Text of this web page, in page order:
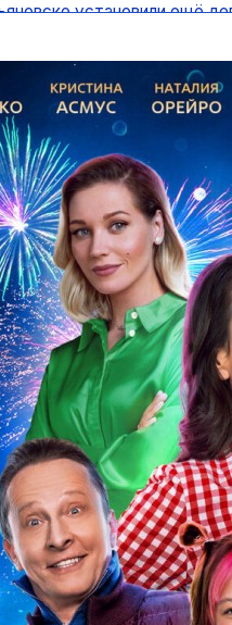
установили ещё
благоустроено 45